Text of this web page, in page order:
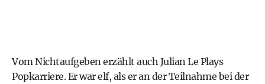
Vom Nichtaufgeben erzählt auch Julian Le Plays
Popkarriere. Er war elf, als er an der Teilnahme bei der